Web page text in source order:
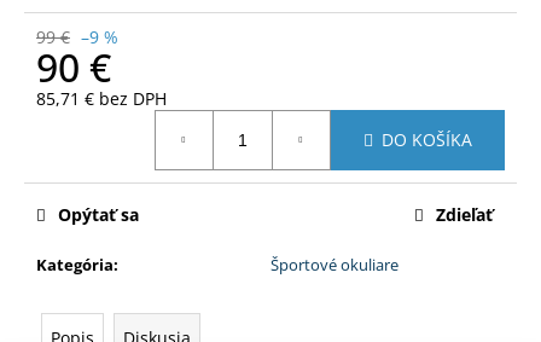
99 € –9 %
90 €
85,71 € bez DPH
DO KOŠÍKA
Kategória: Športové okuliare
Opýtať sa Zdieľať
Popis Diskusia
126
Pôvodne:
139